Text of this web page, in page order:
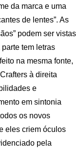
da marca e uma
de lentes”. As
podem ser vistas
tem letras
na mesma fonte,
à direita
e
em sintonia
os novos
eles criem óculos
pela